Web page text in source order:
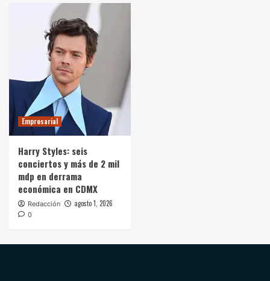
Empresarial
Harry Styles: seis
conciertos y más de 2 mil
mdp en derrama
económica en CDMX
Redacción agosto 1, 2026
0